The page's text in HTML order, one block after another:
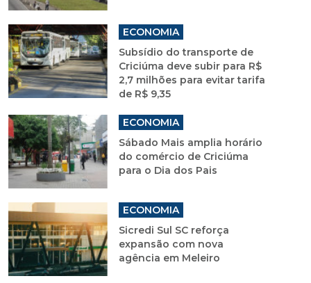
ECONOMIA
Subsídio do transporte de
Criciúma deve subir para R$
2,7 milhões para evitar tarifa
de R$ 9,35
ECONOMIA
Sábado Mais amplia horário
do comércio de Criciúma
para o Dia dos Pais
ECONOMIA
Sicredi Sul SC reforça
expansão com nova
agência em Meleiro